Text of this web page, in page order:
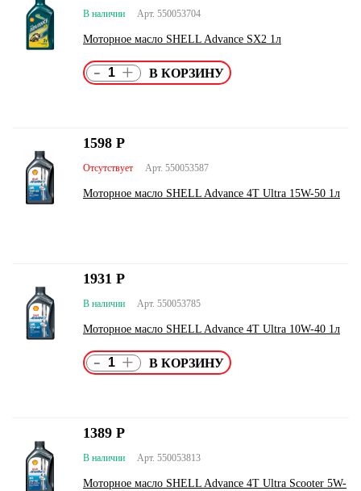
Арт. 550053704
В наличии
Моторное масло SHELL Advance SX2 1л
- +
Арт. 550053587
Отсутствует
Моторное масло SHELL Advance 4T Ultra 15W-50 1л
1598 Р
Арт. 550053785
В наличии
Моторное масло SHELL Advance 4T Ultra 10W-40 1л
1931 Р
- +
Арт. 550053813
В наличии
Моторное масло SHELL Advance 4T Ultra Scooter 5W-
1389 Р